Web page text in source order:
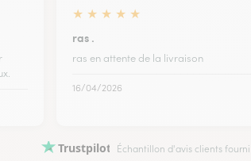
★ ★ ★ ★ ★
ras .
ras en attente de la livraison
16/04/2026
Trustpilot Échantillon d'avis clients